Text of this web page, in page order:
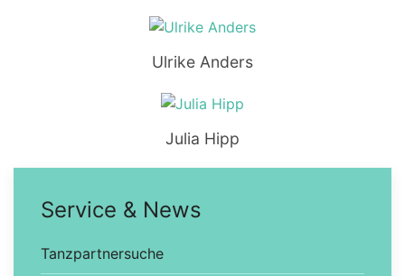
Ulrike Anders
Julia Hipp
Service & News
Tanzpartnersuche